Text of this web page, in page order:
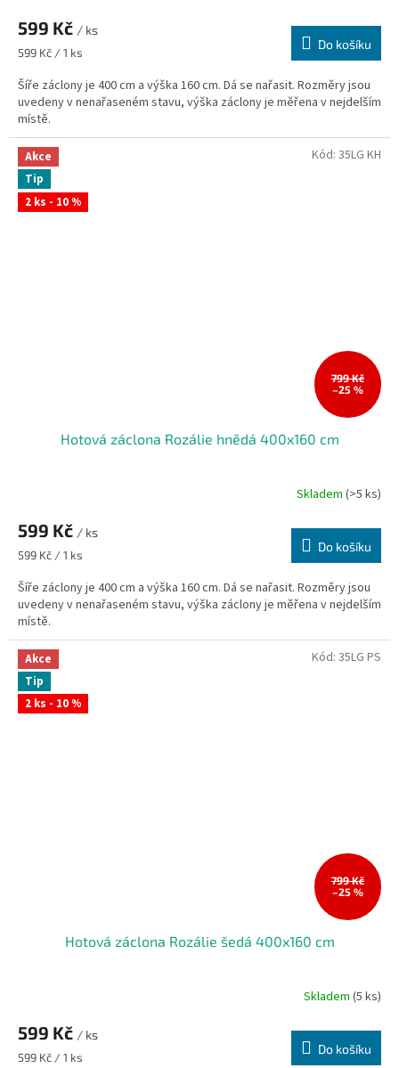
599 Kč / ks
Měrná
599 Kč / 1 ks
Do košíku
Šíře záclony je 400 cm a výška 160 cm. Dá se nařasit. Rozměry jsou
uvedeny v nenařaseném stavu, výška záclony je měřena v nejdelším
místě.
Akce
Tip
2 ks - 10 %
799 Kč
–25 %
Hotová záclona Rozálie hnědá 400x160 cm
Skladem (>5 ks)
599 Kč / ks
Měrná
599 Kč / 1 ks
Do košíku
Šíře záclony je 400 cm a výška 160 cm. Dá se nařasit. Rozměry jsou
uvedeny v nenařaseném stavu, výška záclony je měřena v nejdelším
místě.
Kód: 35LG KH
Akce
Tip
2 ks - 10 %
799 Kč
–25 %
Hotová záclona Rozálie šedá 400x160 cm
Skladem (5 ks)
599 Kč / ks
Měrná
599 Kč / 1 ks
Do košíku
Kód: 35LG PS